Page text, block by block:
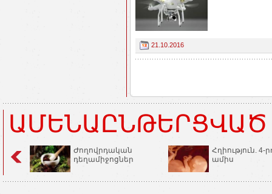
21.10.2016
Ժողովրդական
դեղամիջոցներ
Հղիություն. 4-
ամիս